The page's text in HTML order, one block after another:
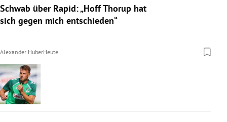
Schwab über Rapid: „Hoff Thorup hat
sich gegen mich entschieden“
Alexander HuberHeute